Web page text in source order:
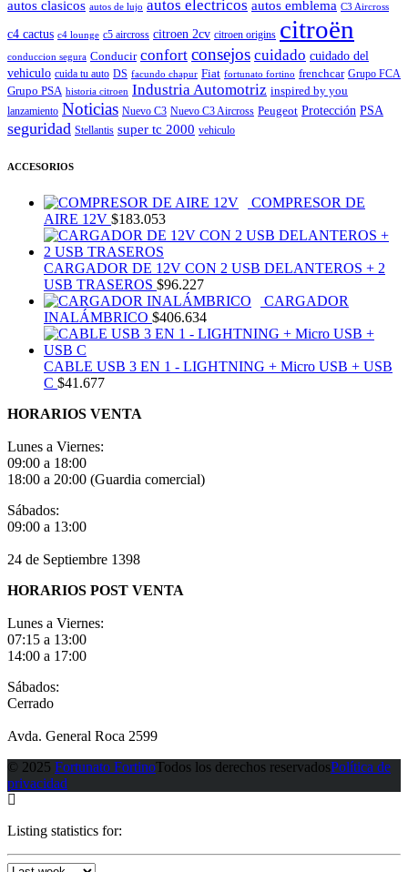
autos clasicos autos de lujo autos electricos autos emblema C3 Aircross
c4 cactus c4 lounge c5 aircross citroen 2cv citroen origins citroën
conduccion segura Conducir confort consejos cuidado cuidado del
vehiculo cuida tu auto DS facundo chapur Fiat fortunato fortino frenchcar Grupo FCA
Grupo PSA historia citroen Industria Automotriz inspired by you
lanzamiento Noticias Nuevo C3 Nuevo C3 Aircross Peugeot Protección PSA
seguridad Stellantis super tc 2000 vehiculo
ACCESORIOS
COMPRESOR DE
AIRE 12V $183.053
CARGADOR DE 12V CON 2 USB DELANTEROS + 2
USB TRASEROS $96.227
CARGADOR
INALÁMBRICO $406.634
CABLE USB 3 EN 1 - LIGHTNING + Micro USB + USB
C $41.677
HORARIOS VENTA
Lunes a Viernes:
09:00 a 18:00
18:00 a 20:00 (Guardia comercial)
Sábados:
09:00 a 13:00
24 de Septiembre 1398
HORARIOS POST VENTA
Lunes a Viernes:
07:15 a 13:00
14:00 a 17:00
Sábados:
Cerrado
Avda. General Roca 2599
© 2025 Fortunato FortinoTodos los derechos reservadosPolítica de
privacidad
Listing statistics for: